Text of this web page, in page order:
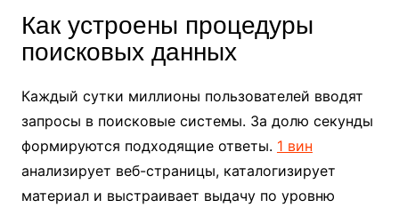
Как устроены процедуры
поисковых данных
Каждый сутки миллионы пользователей вводят
запросы в поисковые системы. За долю секунды
формируются подходящие ответы. 1 вин
анализирует веб-страницы, каталогизирует
материал и выстраивает выдачу по уровню